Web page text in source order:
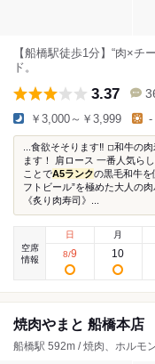
【船橋駅徒歩1分】“肉×チ
ド。
3.37
￥3,000～￥3,999 -
...食欲そそります‼️ ◽︎和牛の
ます！ 肩ロース 一番人気ら
ことでA5ランクの黒毛和牛を
フトビール”を極めた大人の
《炙り肉寿司》...
空席
情報
日
8/9
月
10
焼肉やまと 船橋本店
船橋駅 592m / 焼肉、ホルモ